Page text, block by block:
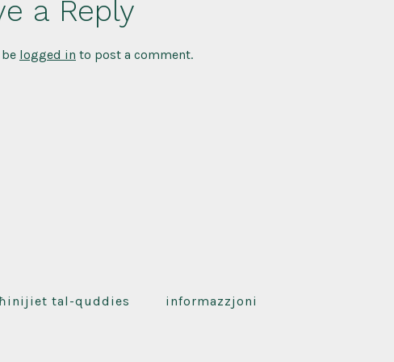
a Reply
logged in to post a comment.
tal-quddies informazzjoni